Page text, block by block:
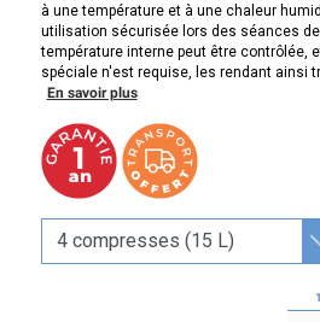
à une température et à une chaleur
utilisation sécurisée lors des séances
température interne peut être contrôlée,
spéciale n'est requise, les rendant ainsi
En savoir plus
1